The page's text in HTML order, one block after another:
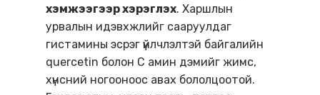
хэмжээгээр хэрэглэх. Харшлын
урвалын идэвхжлийг сааруулдаг
гистамины эсрэг үйлчлэлтэй байгалийн
quercetin болон С амин дэмийг жимс,
хүнсний ногооноос авах бололцоотой.